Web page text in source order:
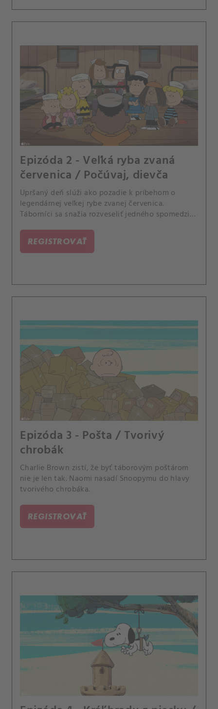
Epizóda 2 - Veľká ryba zvaná
červenica / Počúvaj, dievča
Upršaný deň slúži ako pozadie k príbehom o
legendárnej veľkej rybe zvanej červenica.
Táborníci sa snažia rozveseliť jedného spomedzi
REGISTROVAŤ
Epizóda 3 - Pošta / Tvorivý
chrobák
Charlie Brown zistí, že byť táborovým poštárom
nie je len tak. Naomi nasadí Snoopymu do hlavy
tvorivého chrobáka.
REGISTROVAŤ